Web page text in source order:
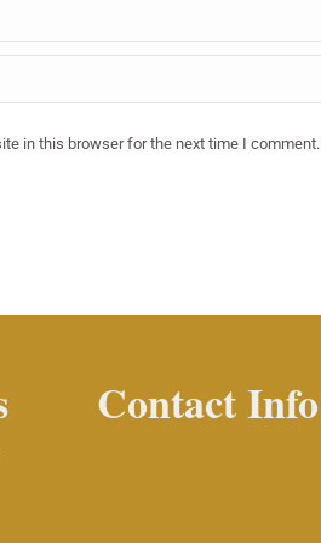
in this browser for the next time I comment.
Contact Info